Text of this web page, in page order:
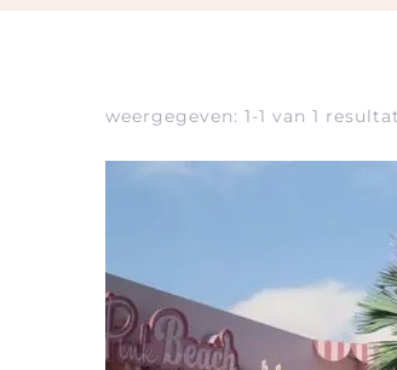
weergegeven: 1-1 van 1